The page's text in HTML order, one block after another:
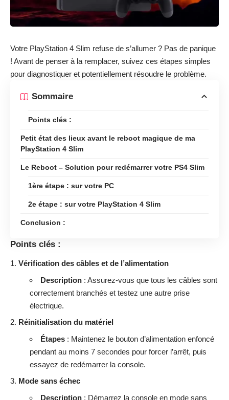
Votre PlayStation 4 Slim refuse de s’allumer ? Pas de panique
! Avant de penser à la remplacer, suivez ces étapes simples
pour diagnostiquer et potentiellement résoudre le problème.
Sommaire
Points clés :
Petit état des lieux avant le reboot magique de ma
PlayStation 4 Slim
Le Reboot – Solution pour redémarrer votre PS4 Slim
1ère étape : sur votre PC
2e étape : sur votre PlayStation 4 Slim
Conclusion :
Points clés :
Vérification des câbles et de l’alimentation
Description: Assurez-vous que tous les câbles sont
correctement branchés et testez une autre prise
électrique.
Réinitialisation du matériel
Étapes: Maintenez le bouton d’alimentation enfoncé
pendant au moins 7 secondes pour forcer l’arrêt, puis
essayez de redémarrer la console.
Mode sans échec
Description: Démarrez la console en mode sans